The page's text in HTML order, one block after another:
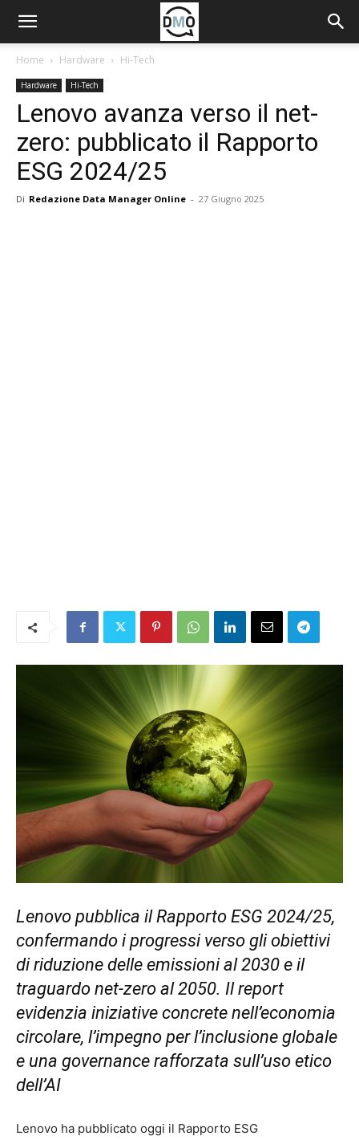
Home Hardware Hi-Tech
Hardware Hi-Tech
Lenovo avanza verso il net-
zero: pubblicato il Rapporto
ESG 2024/25
Di Redazione Data Manager Online - 27 Giugno 2025
Lenovo pubblica il Rapporto ESG 2024/25,
confermando i progressi verso gli obiettivi
di riduzione delle emissioni al 2030 e il
traguardo net-zero al 2050. Il report
evidenzia iniziative concrete nell’economia
circolare, l’impegno per l’inclusione globale
e una governance rafforzata sull’uso etico
dell’AI
Lenovo ha pubblicato oggi il Rapporto ESG